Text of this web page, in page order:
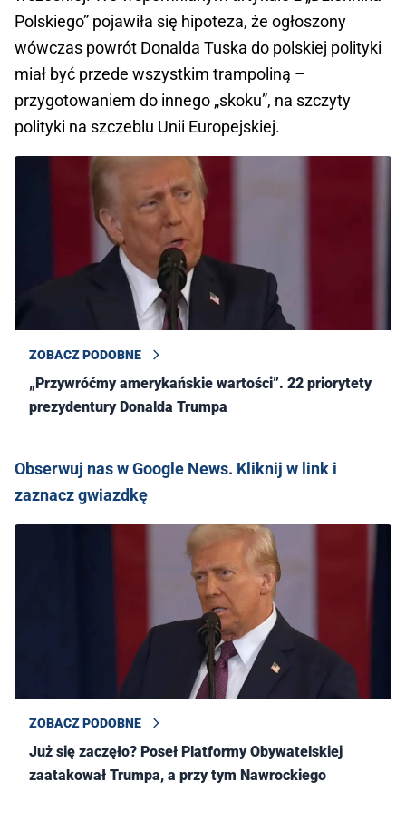
Polskiego” pojawiła się hipoteza, że ogłoszony
wówczas powrót Donalda Tuska do polskiej polityki
miał być przede wszystkim trampoliną –
przygotowaniem do innego „skoku”, na szczyty
polityki na szczeblu Unii Europejskiej.
ZOBACZ PODOBNE
„Przywróćmy amerykańskie wartości”. 22 priorytety
prezydentury Donalda Trumpa
Obserwuj nas w Google News. Kliknij w link i
zaznacz gwiazdkę
ZOBACZ PODOBNE
Już się zaczęło? Poseł Platformy Obywatelskiej
zaatakował Trumpa, a przy tym Nawrockiego